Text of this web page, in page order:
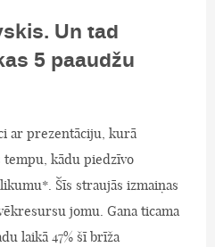
Un tad
5 paaudžu
ar prezentāciju, kurā
tempu, kādu piedzīvo
Šīs straujās izmaiņas
jomu. Gana ticama
laikā 47% šī brīža